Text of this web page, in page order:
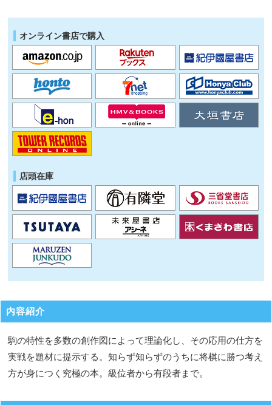
オンライン書店で購入
店頭在庫
内容紹介
駒の特性を多数の創作図によって理論化し、その応用の仕方を
実戦を題材に提示する。知らず知らずのうちに将棋に勝つ考え
方が身につく究極の本。級位者から有段者まで。